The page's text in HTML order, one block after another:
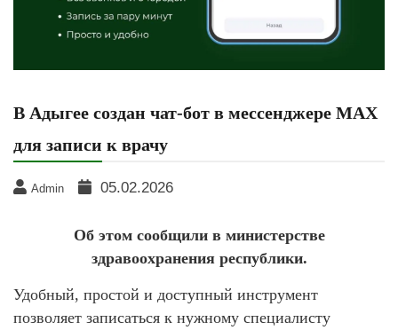
В Адыгее создан чат-бот в мессенджере МАХ
для записи к врачу
Admin 05.02.2026
Об этом сообщили в министерстве
здравоохранения республики.
Удобный, простой и доступный инструмент
позволяет записаться к нужному специалисту